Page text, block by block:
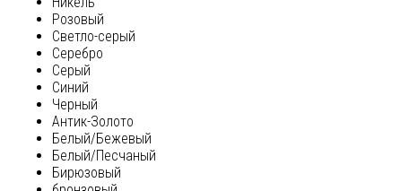
Розовый
Светло-серый
Серебро
Серый
Синий
Черный
Антик-Золото
Белый/Бежевый
Белый/Песчаный
Бирюзовый